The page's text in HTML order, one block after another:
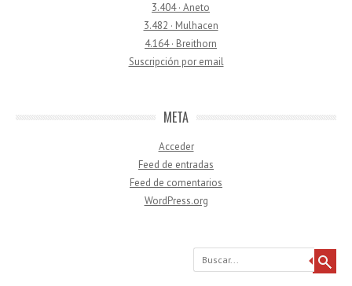
3.404 · Aneto
3.482 · Mulhacen
4.164 · Breithorn
Suscripción por email
META
Acceder
Feed de entradas
Feed de comentarios
WordPress.org
Buscar